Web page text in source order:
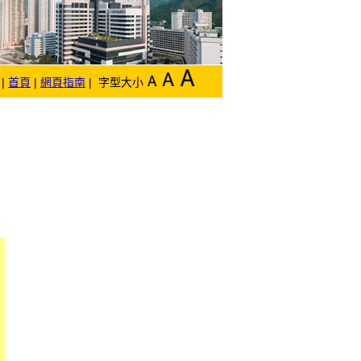
| 首頁 | 網頁指南 | 字型大小